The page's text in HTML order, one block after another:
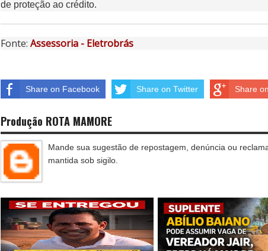
de proteção ao crédito.
Fonte: Assessoria - Eletrobrás
Share on Facebook Share on Twitter Share
Produção ROTA MAMORE
Mande sua sugestão de repostagem, denúncia ou
mantida sob sigilo.